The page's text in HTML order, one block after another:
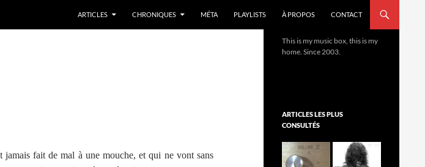
ARTICLES CHRONIQUES MÉTA PLAYLISTS À PROPOS CONTACT
fait de mal à une mouche, et qui ne vont sans
This is my music box, this is my
home. Since 2003.
ARTICLES LES PLUS
CONSULTÉS